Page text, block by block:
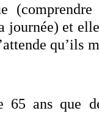
journée) et
qu’ils
ans que